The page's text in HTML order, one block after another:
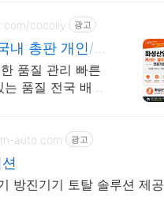
cocolly 광고
내 총판 개인/기
납품
질 관리 빠른
품질 전국 배송
auto.com 광고
방진기기 토탈 솔루션 제공